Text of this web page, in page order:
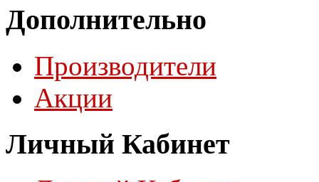
Дополнительно
Производители
Акции
Личный Кабинет